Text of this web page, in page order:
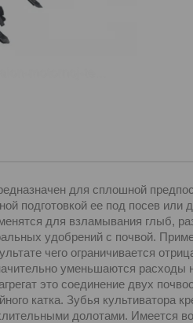
для сплошной
подготовкой ее под посев или
для взламывания глыб,
удобрений с почвой.
чего ограничивается
уменьшаются расходы
это соединение двух
катка. Зубья культиватора
долотами. Имеется